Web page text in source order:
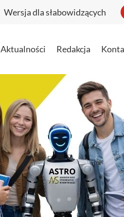
Wersja dla słabowidzących
Aktualności Redakcja